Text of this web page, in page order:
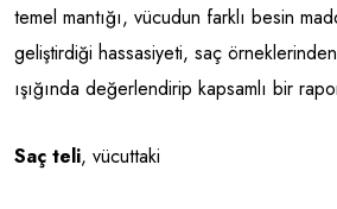
temel mantığı, vücudun farklı besin
geliştirdiği hassasiyeti, saç
ışığında değerlendirip kapsamlı bir
Saç teli, vücuttaki